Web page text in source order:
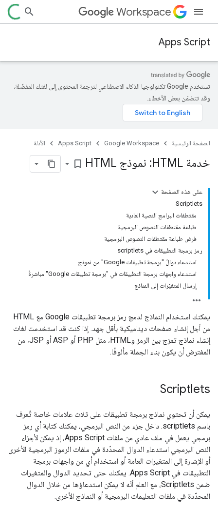
Workspace
Apps Script
تستخدم Google تكنولوجيا الذكاء الاصطناعي لترجمة المحتوى إلى لغتك المفضّلة،
وقد تتضمّن بعض الأخطاء.
الصفحة الرئيسية Google Workspace
Apps Script الأدلة
خدمة HTML: نموذج HTML bookmark_border
على هذه الصفحة
Scriptlets
مقتطفات البرامج النصية العادية
طباعة مقتطفات النصوص البرمجية
فرض طباعة مقتطفات النصوص البرمجية
رمز برمجة التطبيقات في scriptlets
استدعاء دوالّ "برمجة تطبيقات Google" من نموذج
استدعاء واجهات برمجة التطبيقات في "برمجة تطبيقات Google" مباشرةً
إرسال المتغيّرات إلى النماذج
يمكنك استخدام النماذج لدمج رمز برمجة تطبيقات Google مع HTML
من أجل إنشاء صفحات ديناميكية بأقل جهد. إذا كنت قد استخدمت لغات
إنشاء نماذج تمزج بين الرمز وHTML، مثل PHP أو ASP أو JSP، من
المفترض أن يكون بناء الجملة مألوفًا.
Scriptlets
يمكن أن تحتوي نماذج برمجة تطبيقات على ثلاث علامات خاصة تُعرف
باسم scriptlets. داخل جزء من النص البرمجي، يمكنك كتابة أي رمز
برمجي يعمل في ملف عادي من ملفات Apps Script، إذ يمكن لأجزاء
النص البرمجي استدعاء الدوال المحدّدة في ملفات الرموز البرمجية الأخرى
أو الإشارة إلى المتغيرات العامة أو استخدام أي من واجهات برمجة
التطبيقات في Apps Script. يمكنك حتى تحديد الدوال والمتغيرات
ضمن Scriptlets، مع العلم أنّه لا يمكن استدعاؤها من خلال الدوال
المحدّدة في ملفات التعليمات البرمجية أو النماذج الأخرى.